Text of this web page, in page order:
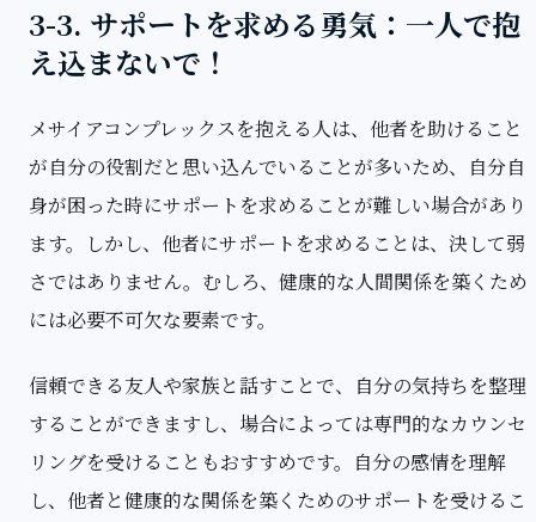
3-3. サポートを求める勇気：一人で抱
え込まないで！
メサイアコンプレックスを抱える人は、他者を助けること
が自分の役割だと思い込んでいることが多いため、自分自
身が困った時にサポートを求めることが難しい場合があり
ます。しかし、他者にサポートを求めることは、決して弱
さではありません。むしろ、健康的な人間関係を築くため
には必要不可欠な要素です。
信頼できる友人や家族と話すことで、自分の気持ちを整理
することができますし、場合によっては専門的なカウンセ
リングを受けることもおすすめです。自分の感情を理解
し、他者と健康的な関係を築くためのサポートを受けるこ